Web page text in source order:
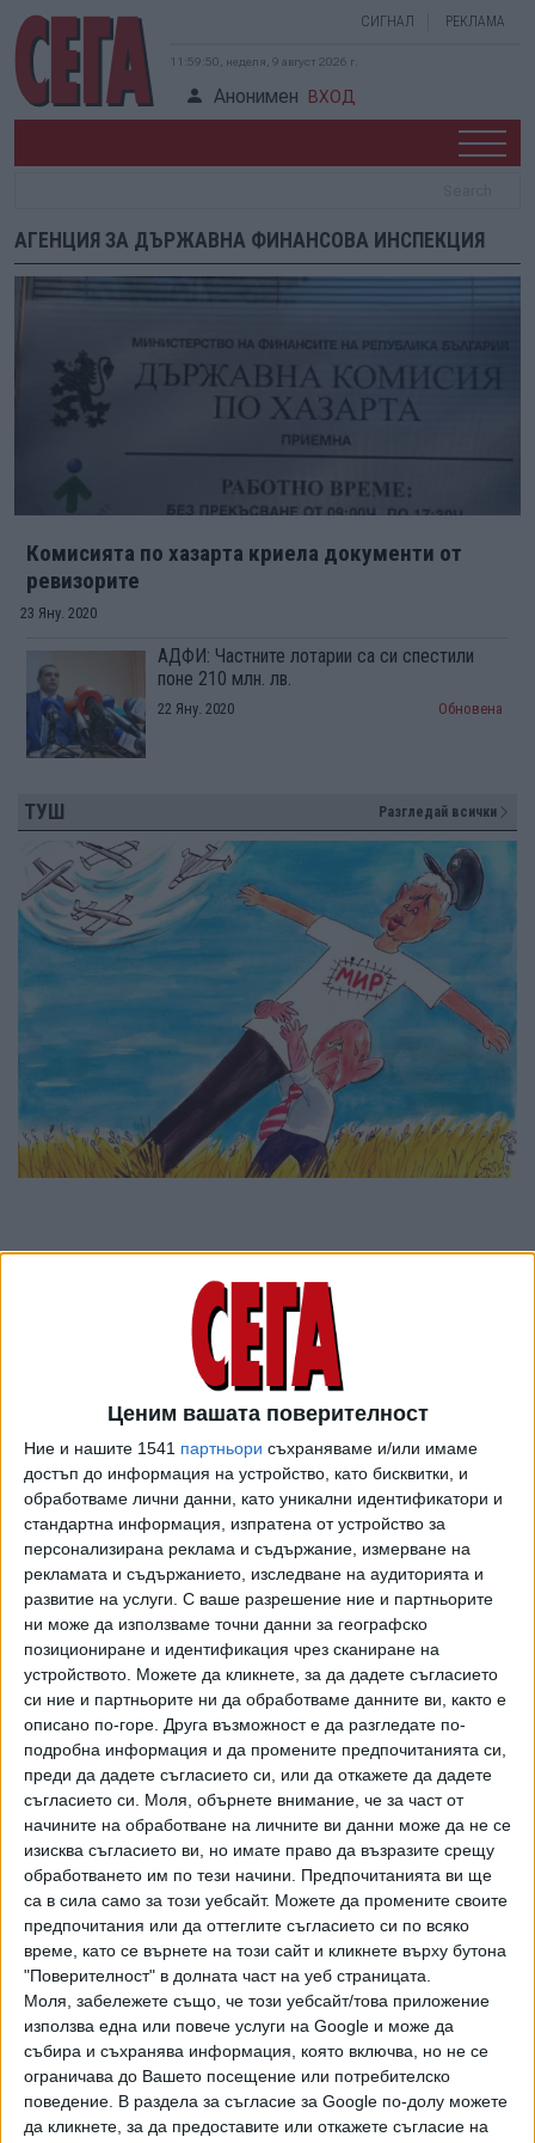
Ценим вашата поверителност
Ние и нашите 1541 партньори съхраняваме и/или имаме
достъп до информация на устройство, като бисквитки, и
обработваме лични данни, като уникални идентификатори и
стандартна информация, изпратена от устройство за
персонализирана реклама и съдържание, измерване на
рекламата и съдържанието, изследване на аудиторията и
развитие на услуги. С ваше разрешение ние и партньорите
ни може да използваме точни данни за географско
позициониране и идентификация чрез сканиране на
устройството. Можете да кликнете, за да дадете съгласието
си ние и партньорите ни да обработваме данните ви, както е
описано по-горе. Друга възможност е да разгледате по-
подробна информация и да промените предпочитанията си,
преди да дадете съгласието си, или да откажете да дадете
съгласието си.
Моля, обърнете внимание, че за част от
начините на обработване на личните ви данни може да не се
изисква съгласието ви, но имате право да възразите срещу
обработването им по тези начини. Предпочитанията ви ще
са в сила само за този уебсайт. Можете да промените своите
предпочитания или да оттеглите съгласието си по всяко
време, като се върнете на този сайт и кликнете върху бутона
"Поверителност" в долната част на уеб страницата.
Моля, забележете също, че този уебсайт/това приложение
използва една или повече услуги на Google и може да
събира и съхранява информация, която включва, но не се
ограничава до Вашето посещение или потребителско
поведение. В раздела за съгласие за Google по-долу можете
да кликнете, за да предоставите или откажете съгласие на
СИГНАЛ РЕКЛАМА
11:59:50, неделя, 9 август 2026 г.
Анонимен ВХОД
АГЕНЦИЯ ЗА ДЪРЖАВНА ФИНАНСОВА ИНСПЕКЦИЯ
Комисията по хазарта криела документи от
ревизорите
23 Яну. 2020
АДФИ: Частните лотарии са си спестили
поне 210 млн. лв.
22 Яну. 2020 Обновена
ТУШ Разгледай всички
ПОСЛЕ Разгледай всички
Хавайската Богородица заплака с фентанилови сълзи
Видео Разгледай всички